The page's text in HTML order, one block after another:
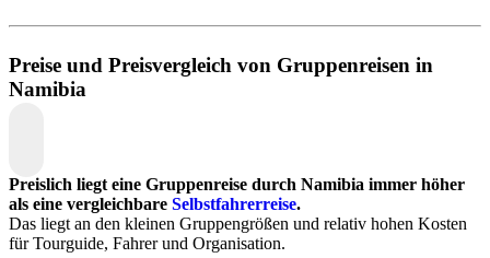
Preise und Preisvergleich von Gruppenreisen in
Namibia
Preislich liegt eine Gruppenreise durch Namibia immer höher
als eine vergleichbare Selbstfahrerreise.
Das liegt an den kleinen Gruppengrößen und relativ hohen Kosten
für Tourguide, Fahrer und Organisation.